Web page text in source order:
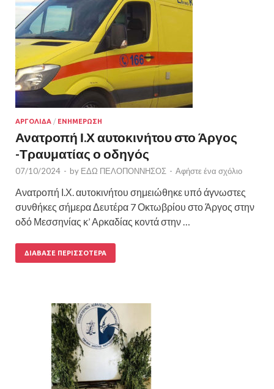
ΑΡΓΟΛΙΔΑ / ΕΝΗΜΕΡΩΣΗ
Ανατροπή Ι.Χ αυτοκινήτου στο Άργος
-Τραυματίας ο οδηγός
07/10/2024 - by ΕΔΩ ΠΕΛΟΠΟΝΝΗΣΟΣ - Αφήστε ένα σχόλιο
Ανατροπή Ι.Χ. αυτοκινήτου σημειώθηκε υπό άγνωστες
συνθήκες σήμερα Δευτέρα 7 Οκτωβρίου στο Άργος στην
οδό Μεσσηνίας κ’ Αρκαδίας κοντά στην …
ΔΙΆΒΑΣΕ ΠΕΡΙΣΣΌΤΕΡΑ